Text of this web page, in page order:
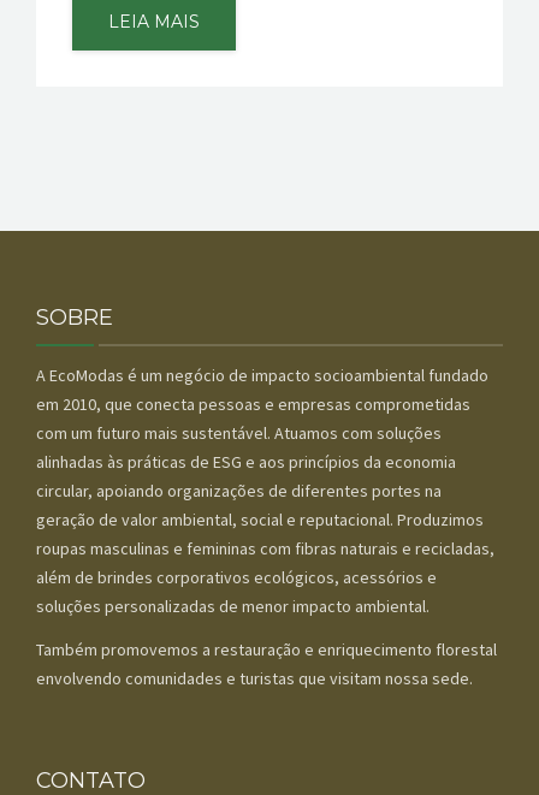
LEIA MAIS
SOBRE
A EcoModas é um negócio de impacto socioambiental fundado
em 2010, que conecta pessoas e empresas comprometidas
com um futuro mais sustentável. Atuamos com soluções
alinhadas às práticas de ESG e aos princípios da economia
circular, apoiando organizações de diferentes portes na
geração de valor ambiental, social e reputacional. Produzimos
roupas masculinas e femininas com fibras naturais e recicladas,
além de brindes corporativos ecológicos, acessórios e
soluções personalizadas de menor impacto ambiental.
Também promovemos a restauração e enriquecimento florestal
envolvendo comunidades e turistas que visitam nossa sede.
CONTATO